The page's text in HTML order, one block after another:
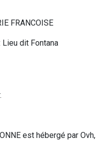
FRANCOISE
dit Fontana
est hébergé par Ovh,